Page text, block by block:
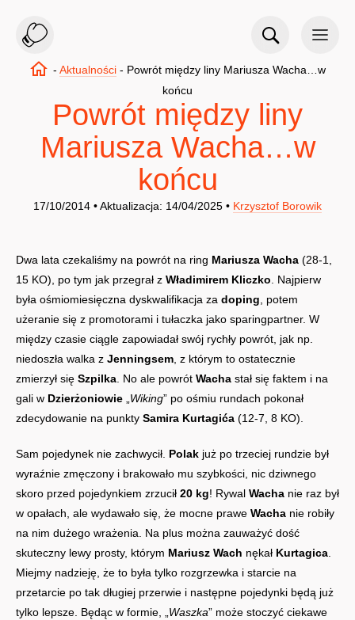
- Aktualności - Powrót między liny Mariusza Wacha…w
końcu
Powrót między liny
Mariusza Wacha…w
końcu
17/10/2014 • Aktualizacja: 14/04/2025 • Krzysztof Borowik
Dwa lata czekaliśmy na powrót na ring Mariusza Wacha (28-1,
15 KO), po tym jak przegrał z Władimirem Kliczko . Najpierw
była ośmiomiesięczna dyskwalifikacja za doping , potem
użeranie się z promotorami i tułaczka jako sparingpartner. W
między czasie ciągle zapowiadał swój rychły powrót, jak np.
niedoszła walka z Jenningsem , z którym to ostatecznie
zmierzył się Szpilka . No ale powrót Wacha stał się faktem i na
gali w Dzierżoniowie Wiking” po ośmiu rundach pokonał
zdecydowanie na punkty Samira Kurtagića (12-7, 8 KO).
Sam pojedynek nie zachwycił. Polak już po trzeciej rundzie był
wyraźnie zmęczony i brakowało mu szybkości, nic dziwnego
skoro przed pojedynkiem zrzucił 20 kg! Rywal Wacha nie raz był
w opałach, ale wydawało się, że mocne prawe Wacha nie robiły
na nim dużego wrażenia. Na plus można zauważyć dość
skuteczny lewy prosty, którym Mariusz Wach nękał Kurtagica
Miejmy nadzieję, że to była tylko rozgrzewka i starcie na
przetarcie po tak długiej przerwie i następne pojedynki będą już
tylko lepsze. Będąc w formie, „ Waszka” może stoczyć ciekawe